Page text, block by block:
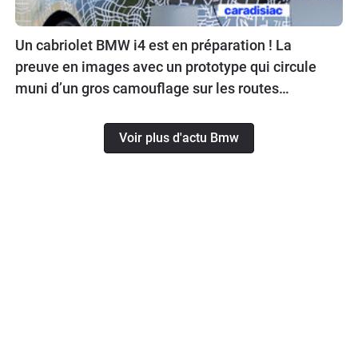
Un cabriolet BMW i4 est en préparation ! La
preuve en images avec un prototype qui circule
muni d’un gros camouflage sur les routes
Voir plus d'actu Bmw